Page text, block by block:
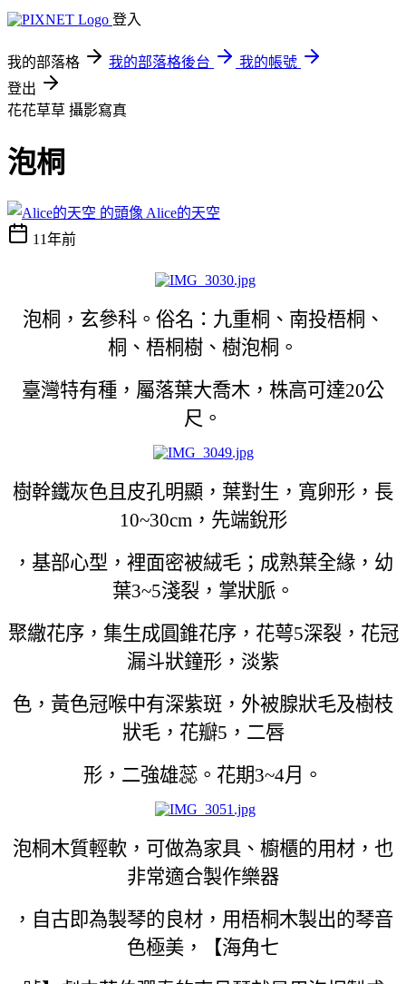
登入
我的部落格 我的部落格後台
我的帳號
登出
花花草草 攝影寫真
泡桐
Alice的天空
11年前
泡桐，玄參科。俗名：九重桐、南投梧桐、
桐、梧桐樹、樹泡桐。
臺灣特有種，屬落葉大喬木，株高可達20公
尺。
樹幹鐵灰色且皮孔明顯，葉對生，寬卵形，長
10~30cm，先端銳形
，基部心型，裡面密被絨毛；成熟葉全緣，幼
葉3~5淺裂，掌狀脈。
聚繖花序，集生成圓錐花序，花萼5深裂，花冠
漏斗狀鐘形，淡紫
色，黃色冠喉中有深紫斑，外被腺狀毛及樹枝
狀毛，花瓣5，二唇
形，二強雄蕊。花期3~4月。
泡桐木質輕軟，可做為家具、櫥櫃的用材，也
非常適合製作樂器
，自古即為製琴的良材，用梧桐木製出的琴音
色極美，【海角七